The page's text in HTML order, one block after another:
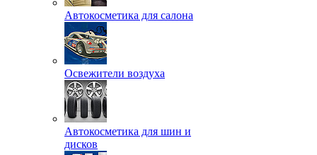
Автокосметика для салона
Освежители воздуха
Автокосметика для шин и
дисков